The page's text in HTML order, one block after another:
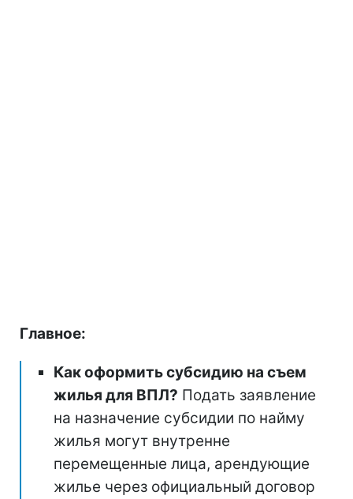
Главное:
Как оформить субсидию на съем
жилья для ВПЛ? Подать заявление
на назначение субсидии по найму
жилья могут внутренне
перемещенные лица, арендующие
жилье через официальный договор